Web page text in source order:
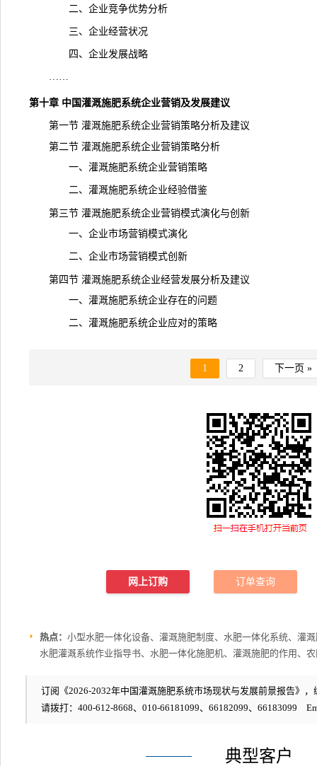
二、企业竞争优势分析
三、企业经营状况
四、企业发展战略
……
第十章 中国灌溉施肥系统企业营销及发展建议
第一节 灌溉施肥系统企业营销策略分析及建议
第二节 灌溉施肥系统企业营销策略分析
一、灌溉施肥系统企业营销策略
二、灌溉施肥系统企业经验借鉴
第三节 灌溉施肥系统企业营销模式演化与创新
一、企业市场营销模式演化
二、企业市场营销模式创新
第四节 灌溉施肥系统企业经营发展分析及建议
一、灌溉施肥系统企业存在的问题
二、灌溉施肥系统企业应对的策略
1 2 下一页 »
网上订购 订单查询
热点： 小型水肥一体化设备、灌溉施肥制度、水肥一体化系统、灌
水肥灌溉系统作业指导书、水肥一体化施肥机、灌溉施肥的作用、
订阅《2026-2032年中国灌溉施肥系统市场现状与发展前景报告》，
请拨打：400-612-8668、010-66181099、66182099、66183099
典型客户